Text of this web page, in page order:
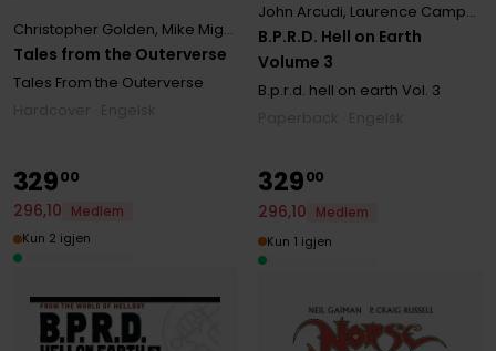
Tales from the Outerverse
Christopher Golden, Mike Mignola ,Peter Bergting
Tales From the Outerverse
B.P.R.D. Hell on Earth
Volume 3
John Arcudi, Laurence Campbell
B.p.r.d. hell on earth Vol. 3
32900
296,10
Medlem
Kun 2 igjen
32900
296,10
Medlem
Kun 1 igjen